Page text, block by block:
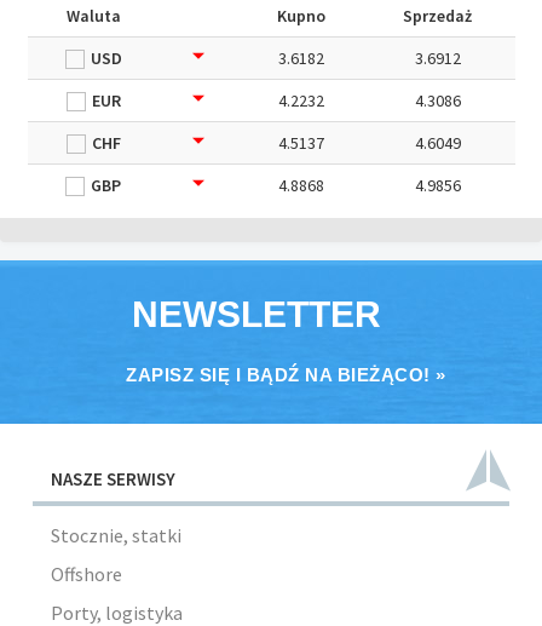
Waluta Kupno
Sprzedaż
USD
3.6182
3.6912
EUR
4.2232
4.3086
CHF
4.5137
4.6049
GBP
4.8868 4.9856
NEWSLETTER
ZAPISZ SIĘ I BĄDŹ NA BIEŻĄCO! »
NASZE SERWISY
Stocznie, statki
Offshore
Porty, logistyka